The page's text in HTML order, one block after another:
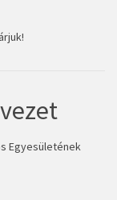
Egyesületének